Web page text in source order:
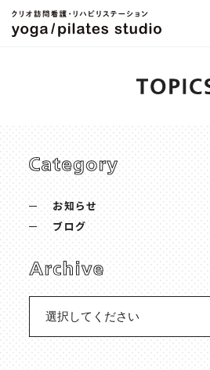
お知らせ
ブログ